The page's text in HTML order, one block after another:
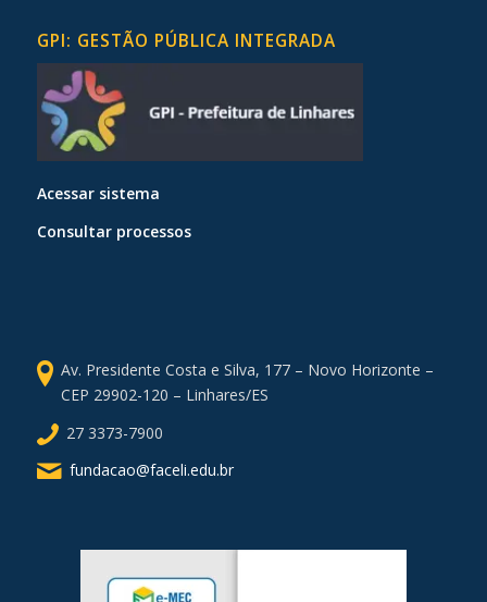
GPI: GESTÃO PÚBLICA INTEGRADA
Acessar sistema
Consultar processos
Av. Presidente Costa e Silva, 177 – Novo Horizonte –
CEP 29902-120 – Linhares/ES
27 3373-7900
fundacao@faceli.edu.br